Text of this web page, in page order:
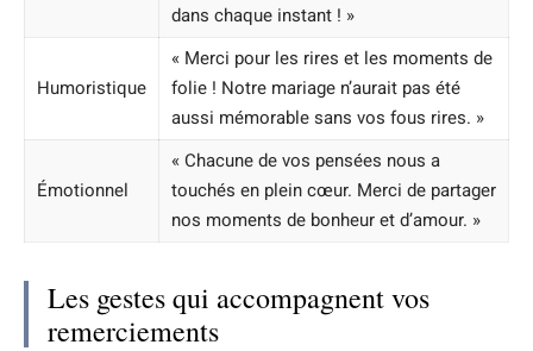
dans chaque instant ! »
Humoristique
« Merci pour les rires et les moments de
folie ! Notre mariage n’aurait pas été
aussi mémorable sans vos fous rires. »
Émotionnel
« Chacune de vos pensées nous a
touchés en plein cœur. Merci de partager
nos moments de bonheur et d’amour. »
Les gestes qui accompagnent vos
remerciements